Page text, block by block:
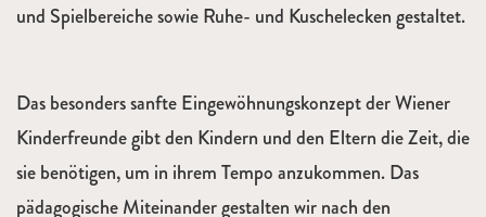
und Spielbereiche sowie Ruhe- und Kuschelecken gestaltet.
Das besonders sanfte Eingewöhnungskonzept der Wiener
Kinderfreunde gibt den Kindern und den Eltern die Zeit, die
sie benötigen, um in ihrem Tempo anzukommen. Das
pädagogische Miteinander gestalten wir nach den